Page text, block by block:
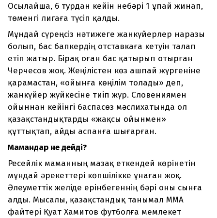
Осылайша, 6 турдан кейін небәрі 1 ұпай жинап,
төменгі лигаға түсіп қалды.
Мұндай сүреңсіз нәтижеге жанкүйерлер наразы
болып, бас бапкердің отставкаға кетуін талап
етіп жатыр. Бірақ оған бас қатырып отырған
Черчесов жоқ. Жеңілістен көз ашпай жүргеніне
қарамастан, «ойынға көңілім толады» деп,
жанкүйер жүйкесіне тиіп жүр. Словениямен
ойыннан кейінгі баспасөз мәслихатында ол
қазақстандықтарды «жақсы ойынмен»
құттықтап, айды аспанға шығарған.
Мамандар не дейді?
Ресейлік маманның мазақ еткендей көрінетін
мұндай әрекеттері көпшілікке ұнаған жоқ.
Әлеуметтік желіде ерінбегеннің бәрі оны сынға
алды. Мысалы, қазақстандық танымал ММА
файтері Қуат Хамитов футболға мемлекет